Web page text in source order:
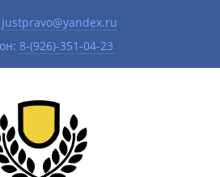
justpravo@yandex.ru
8-(926)-351-04-23